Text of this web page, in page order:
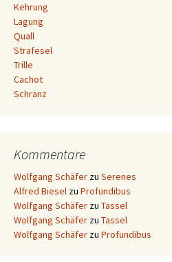
Kehrung
Lagung
Quall
Strafesel
Trille
Cachot
Schranz
Kommentare
Wolfgang Schäfer zu Serenes
Alfred Biesel zu Profundibus
Wolfgang Schäfer zu Tassel
Wolfgang Schäfer zu Tassel
Wolfgang Schäfer zu Profundibus